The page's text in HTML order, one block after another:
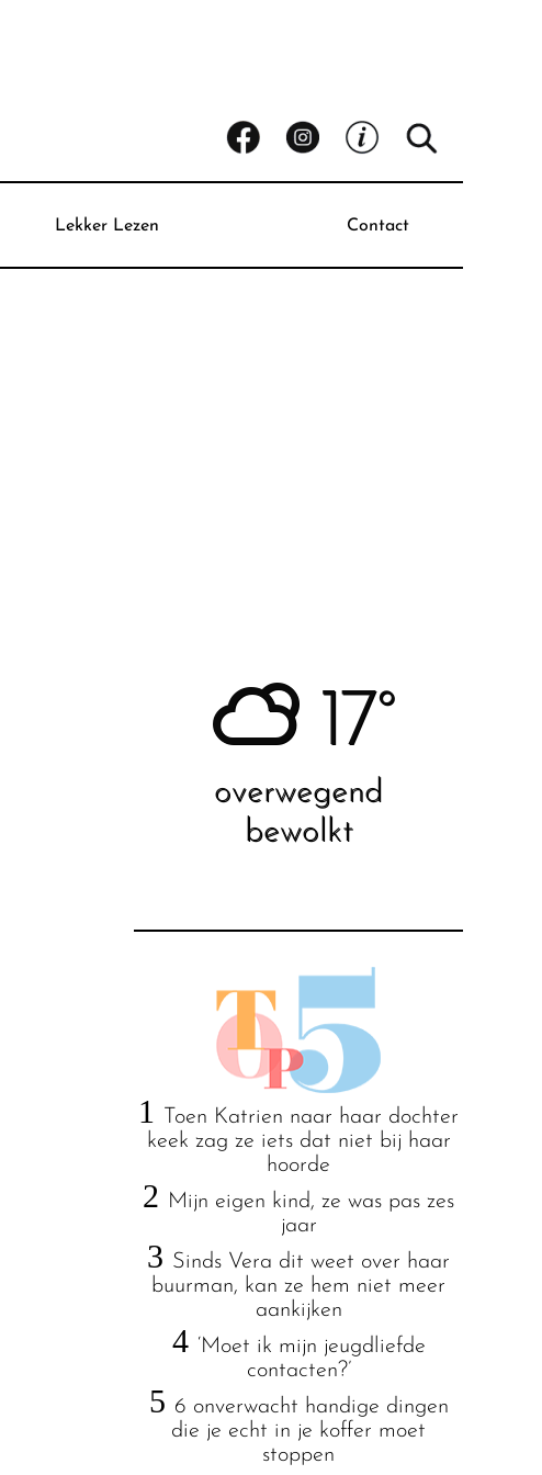
Lekker Lezen Contact
17°
overwegend
bewolkt
1
Toen Katrien naar haar dochter
keek zag ze iets dat niet bij haar
hoorde
2 Mijn eigen kind, ze was pas zes
jaar
3 Sinds Vera dit weet over haar
buurman, kan ze hem niet meer
aankijken
4 ‘Moet ik mijn jeugdliefde
contacten?’
5 6 onverwacht handige dingen
die je echt in je koffer moet
stoppen